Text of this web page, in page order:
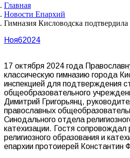
Главная
Новости Епархий
Гимназия Кисловодска
Ноя62024
17 октября 2024 года
классическую гимназию города
инспекцией для подтверждения
общеобразовательного
Димитрий Григорьянц,
православных
Синодального отдела
катехизации. Гостя
религиозного образования и
епархии протоиерей Константин